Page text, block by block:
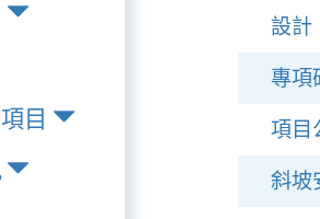
目
設計
專項
項目
斜坡